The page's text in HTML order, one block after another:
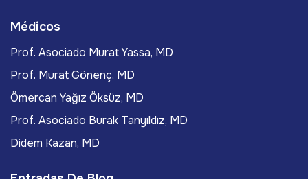
Médicos
Prof. Asociado Murat Yassa, MD
Prof. Murat Gönenç, MD
Ömercan Yağız Öksüz, MD
Prof. Asociado Burak Tanyıldız, MD
Didem Kazan, MD